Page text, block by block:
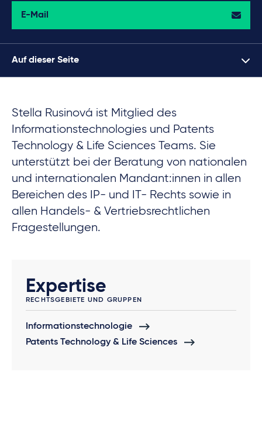
E-Mail
Auf dieser Seite
Stella Rusinová ist Mitglied des
Informationstechnologies und Patents
Technology & Life Sciences Teams. Sie
unterstützt bei der Beratung von nationalen
und internationalen Mandant:innen in allen
Bereichen des IP- und IT- Rechts sowie in
allen Handels- & Vertriebsrechtlichen
Fragestellungen.
Expertise
RECHTSGEBIETE UND GRUPPEN
Informationstechnologie
Patents Technology & Life Sciences